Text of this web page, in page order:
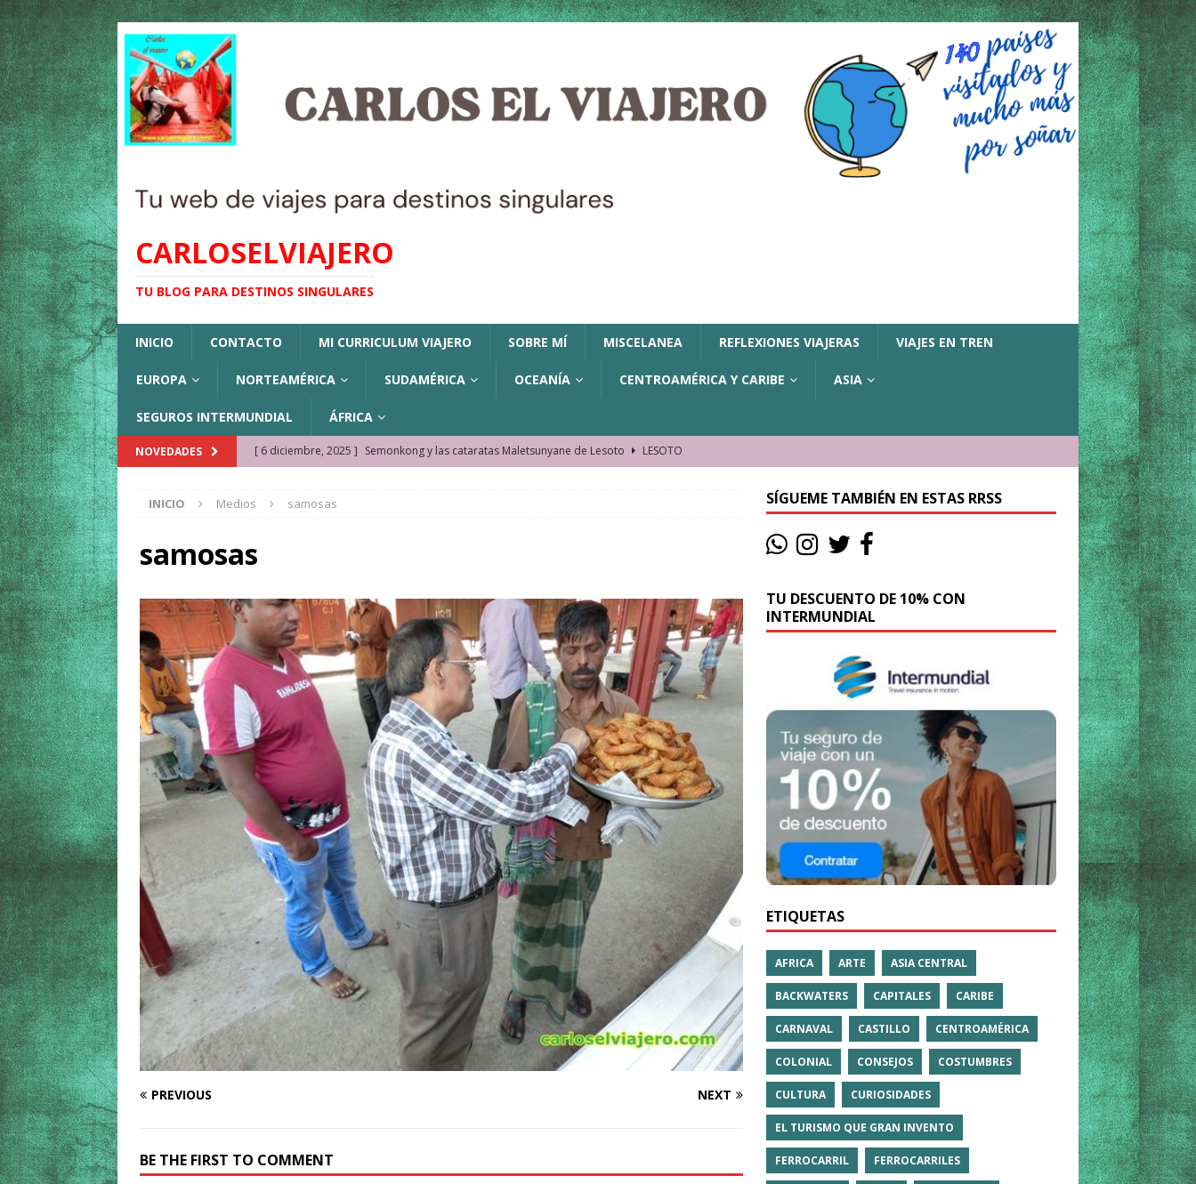
CARLOSELVIAJERO
TU BLOG PARA DESTINOS SINGULARES
INICIO CONTACTO MI CURRICULUM VIAJERO SOBRE MÍ MISCELANEA REFLEXIONES VIAJERAS VIAJES EN TREN
EUROPA NORTEAMÉRICA SUDAMÉRICA OCEANÍA CENTROAMÉRICA Y CARIBE ASIA
SEGUROS INTERMUNDIAL ÁFRICA
NOVEDADES [ 6 diciembre, 2025 ] Semonkong y las cataratas Maletsunyane de Lesoto
LESOTO
KAZAJISTÁN
[ 9 octubre, 2025 ] JAMAICA. La historia de la misteriosa avioneta de la playa
JAMAICA
[ 27 septiembre, 2025 ]
Cómo moverse en Seychelles de manera sostenible
SEYCHELLES
[ 3 agosto, 2025 ]
Qué ver en Manama. La capital de Baréin
BARÉIN
[ 15 marzo, 2026 ]
Ela Nguema. El barrio más castizo de Malabo GUINEA ECUATORIAL
INICIO Medios samosas
samosas
PREVIOUS NEXT
BE THE FIRST TO COMMENT
SÍGUEME TAMBIÉN EN ESTAS RRSS
TU DESCUENTO DE 10% CON
INTERMUNDIAL
ETIQUETAS
AFRICA ARTE ASIA CENTRAL
BACKWATERS CAPITALES CARIBE
CARNAVAL CASTILLO CENTROAMÉRICA
COLONIAL CONSEJOS COSTUMBRES
CULTURA CURIOSIDADES
EL TURISMO QUE GRAN INVENTO
FERROCARRIL FERROCARRILES